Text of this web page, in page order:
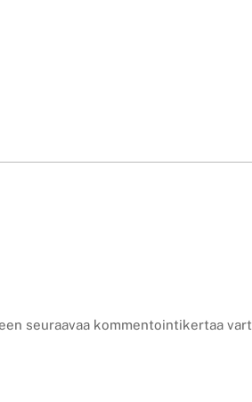
seuraavaa kommentointikertaa